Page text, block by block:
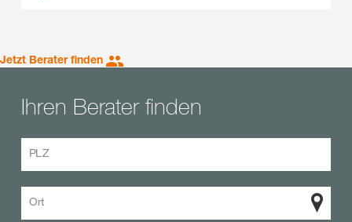
Jetzt Berater finden
Ihren Berater finden
PLZ
Ort